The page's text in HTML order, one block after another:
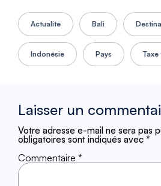
Actualité Bali
Indonésie Pays
Laisser un
Votre adresse e-mail ne sera pas
obligatoires sont indiqués avec *
Commentaire *